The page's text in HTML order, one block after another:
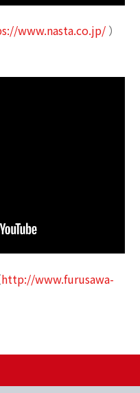
www.nasta.co.jp/ ）
http://www.furusawa-